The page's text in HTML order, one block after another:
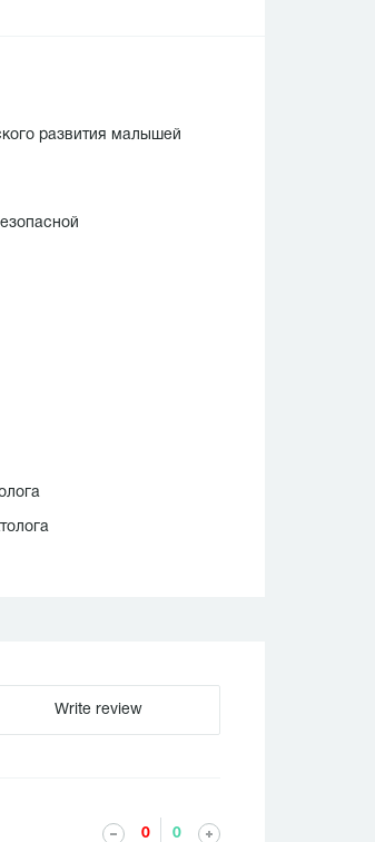
развития малышей
Write review
0 0